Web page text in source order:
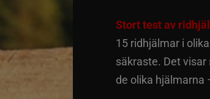
Stort test av
15 ridhjälmar i
säkraste. Det
de olika hjälmarna